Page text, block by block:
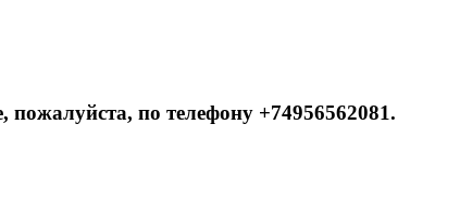
по телефону +74956562081.